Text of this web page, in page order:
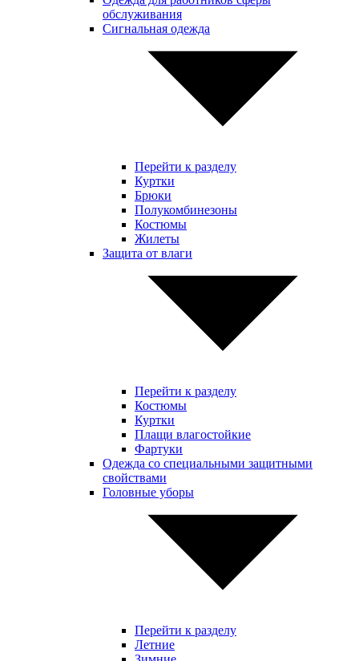
обслуживания
Сигнальная одежда
Перейти к разделу
Куртки
Брюки
Полукомбинезоны
Костюмы
Жилеты
Защита от влаги
Перейти к разделу
Костюмы
Куртки
Плащи влагостойкие
Фартуки
Одежда со специальными защитными
свойствами
Головные уборы
Перейти к разделу
Летние